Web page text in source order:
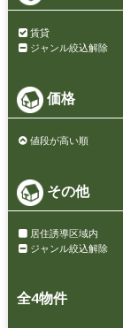
賃貸
ジャンル絞込解除
価格
値段が高い順
その他
居住誘導区域内
ジャンル絞込解除
全4物件